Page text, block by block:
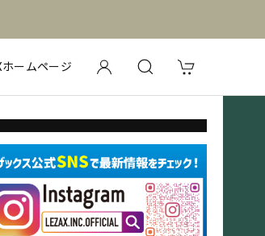
ームページ